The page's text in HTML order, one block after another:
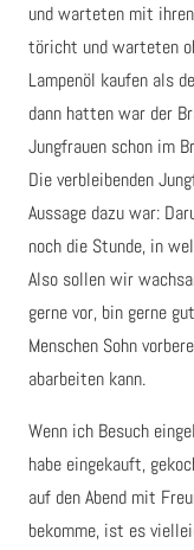
und warteten mit
töricht und warteten
Lampenöl kaufen als
dann hatten war der
Jungfrauen schon im
Die verbleibenden
Aussage dazu war:
noch die Stunde, in
Also sollen wir
gerne vor, bin gerne
Menschen Sohn
abarbeiten kann.
Wenn ich Besuch
habe eingekauft,
auf den Abend mit
bekomme, ist es